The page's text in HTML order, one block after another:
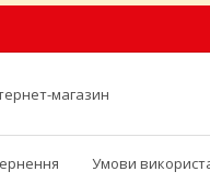
магазин
Умови